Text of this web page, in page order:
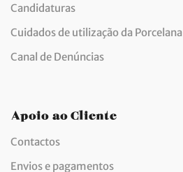
Candidaturas
Cuidados de utilização da Porcelana
Canal de Denúncias
Apoio ao Cliente
Contactos
Envios e pagamentos